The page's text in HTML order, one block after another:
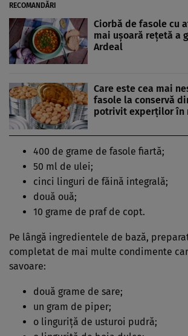
RECOMANDĂRI
Ciorbă de fasole cu
mai ușoară rețetă a
Ardeal
Care este cea mai
fasole la conservă
potrivit experților în
400 de grame de fasole fiartă;
50 ml de ulei;
cinci linguri de făină integrală;
două ouă;
10 grame de praf de copt.
Pe lângă ingredientele de bază,
completat de mai multe condimente
savoare:
două grame de sare;
un gram de piper;
o linguriță de usturoi pudră;